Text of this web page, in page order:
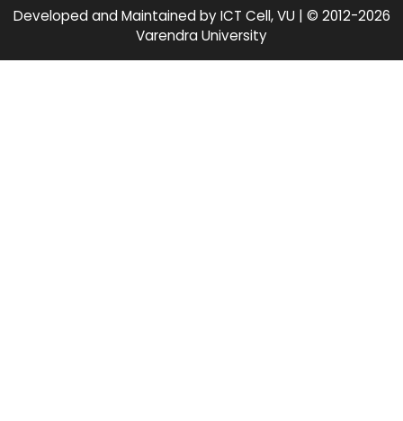
Developed and Maintained by ICT Cell, VU | © 2012-2026
Varendra University